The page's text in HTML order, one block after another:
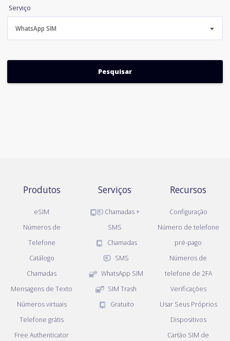
Serviço
WhatsApp SIM
Produtos
eSIM
Números de
Telefone
Catálogo
Chamadas
Mensagens de Texto
Números virtuais
Telefone grátis
Free Authenticator
Serviços
Chamadas +
SMS
Chamadas
SMS
WhatsApp SIM
SIM Trash
Gratuito
Recursos
Configuração
Número de telefone
pré-pago
Números de
telefone de 2FA
Verificações
Usar Seus Próprios
Dispositivos
Cartão SIM de